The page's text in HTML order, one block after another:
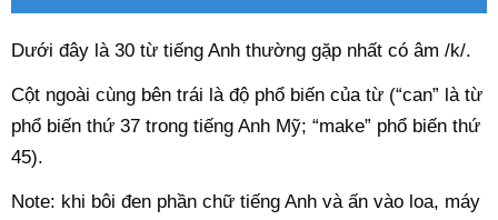
Dưới đây là 30 từ tiếng Anh thường gặp nhất có âm /k/.
Cột ngoài cùng bên trái là độ phổ biến của từ (“can” là từ
phổ biến thứ 37 trong tiếng Anh Mỹ; “make” phổ biến thứ
45).
Note: khi bôi đen phần chữ tiếng Anh và ấn vào loa, máy